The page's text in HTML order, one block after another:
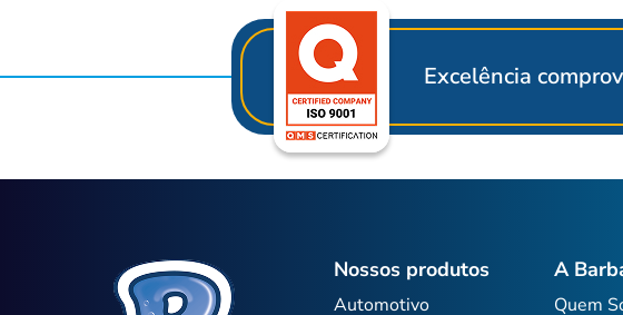
Excelência
Nossos produtos
Automotivo
A
Quem